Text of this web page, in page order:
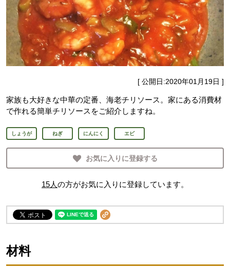
[ 公開日:2020年01月19日 ]
家族も大好きな中華の定番、海老チリソース。家にある消費材
で作れる簡単チリソースをご紹介しますね。
しょうが ねぎ にんにく エビ
お気に入りに登録する
15人の方がお気に入りに登録しています。
材料